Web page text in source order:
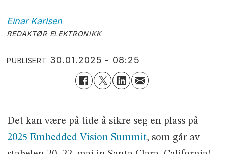
Einar Karlsen
REDAKTØR ELEKTRONIKK
PUBLISERT 30.01.2025 - 08:25
Det kan være på tide å sikre seg en plass på
2025 Embedded Vision Summit, som går av